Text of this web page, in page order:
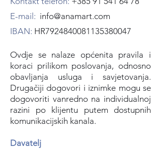
E-mail: info@anamart.com
IBAN: HR7924840081135380047
Ovdje se nalaze općenita pravil a i
koraci prilikom poslovanja, odnosno
obavljanja usluga i savjetovanja.
Drugačiji dogovori i iznimke mogu se
dogovoriti vanredno na individualnoj
razini po klijentu putem dostupnih
komunikacijskih kanala.
Davatelj